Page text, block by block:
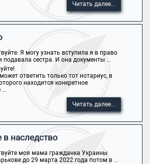
Читать далее...
Я могу узнать вступила я в право
подавала сестра. И она документы ...
ответить только тот нотариус, в
находится конкретное
...
Читать далее...
в наследство
моя мама гражданка Украины
до 29 марта 2022 года потом в ...